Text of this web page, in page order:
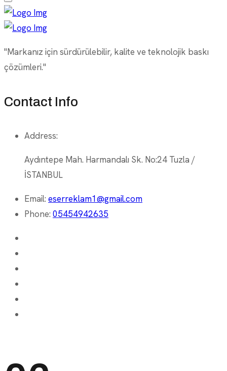
"Markanız için sürdürülebilir, kalite ve teknolojik baskı
çözümleri."
Contact Info
Address:
Aydıntepe Mah. Harmandalı Sk. No:24 Tuzla /
İSTANBUL
Email: eserreklam1@gmail.com
Phone: 05454942635